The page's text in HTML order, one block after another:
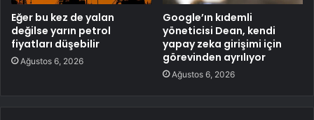
Eğer bu kez de yalan
değilse yarın petrol
fiyatları düşebilir
Ağustos 6, 2026
Google’ın kıdemli
yöneticisi Dean, kendi
yapay zeka girişimi için
görevinden ayrılıyor
Ağustos 6, 2026